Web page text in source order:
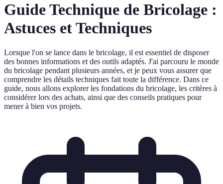
Guide Technique de Bricolage :
Astuces et Techniques
Lorsque l'on se lance dans le bricolage, il est essentiel de disposer
des bonnes informations et des outils adaptés. J'ai parcouru le monde
du bricolage pendant plusieurs années, et je peux vous assurer que
comprendre les détails techniques fait toute la différence. Dans ce
guide, nous allons explorer les fondations du bricolage, les critères à
considérer lors des achats, ainsi que des conseils pratiques pour
mener à bien vos projets.